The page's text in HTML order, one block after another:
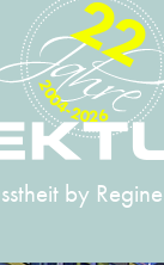
by
2004-2026
22